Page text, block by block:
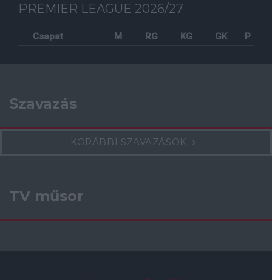
PREMIER LEAGUE 2026/27
Csapat M RG KG GK P
Szavazás
KORÁBBI SZAVAZÁSOK
TV műsor